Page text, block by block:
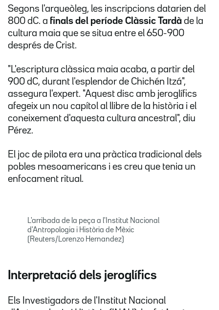
Segons l'arqueòleg, les inscripcions datarien del
800 dC. a finals del període Clàssic Tardà de la
cultura maia que se situa entre el 650-900
després de Crist.
"L'escriptura clàssica maia acaba, a partir del
900 dC, durant l'esplendor de Chichén Itzá",
assegura l'expert. "Aquest disc amb jeroglífics
afegeix un nou capítol al llibre de la història i el
coneixement d'aquesta cultura ancestral", diu
Pérez.
El joc de pilota era una pràctica tradicional dels
pobles mesoamericans i es creu que tenia un
enfocament ritual.
L'arribada de la peça a l'Institut Nacional
d'Antropologia i Història de Mèxic
(Reuters/Lorenzo Hernandez)
Interpretació dels jeroglífics
Els Investigadors de l'Institut Nacional